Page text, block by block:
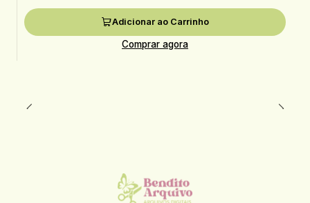
Adicionar ao Carrinho
Comprar agora